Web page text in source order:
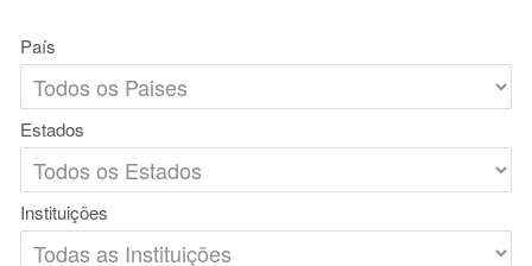
País
Estados
Instituições